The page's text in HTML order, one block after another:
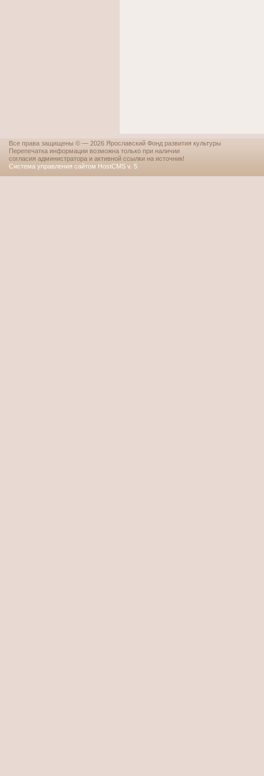
Все права защищены © — 2026 Ярославский Фонд развития культуры
Перепечатка информации возможна только при наличии
согласия администратора и активной ссылки на источник!
Система управления сайтом HostCMS v. 5